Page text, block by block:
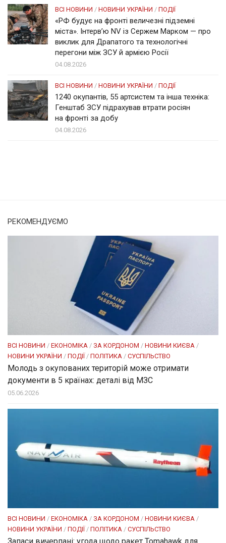
ВСІ НОВИНИ / НОВИНИ УКРАЇНИ / ПОДІЇ
«РФ будує на фронті величезні підземні
міста». Інтерв’ю NV із Сержем Марком — про
виклик для Драпатого та технологічні
перегони між ЗСУ й армією Росії
04.08.2026
ВСІ НОВИНИ / НОВИНИ УКРАЇНИ / ПОДІЇ
1240 окупантів, 55 артсистем та інша техніка:
Генштаб ЗСУ підрахував втрати росіян
на фронті за добу
04.08.2026
РЕКОМЕНДУЄМО
ВСІ НОВИНИ / ЕКОНОМІКА / ЗА КОРДОНОМ / НОВИНИ КИЄВА /
НОВИНИ УКРАЇНИ / ПОДІЇ / ПОЛІТИКА / СУСПІЛЬСТВО
Молодь з окупованих територій може отримати
документи в 5 країнах: деталі від МЗС
05.06.2026
ВСІ НОВИНИ / ЕКОНОМІКА / ЗА КОРДОНОМ / НОВИНИ КИЄВА /
НОВИНИ УКРАЇНИ / ПОДІЇ/ ПОЛІТИКА / СУСПІЛЬСТВО